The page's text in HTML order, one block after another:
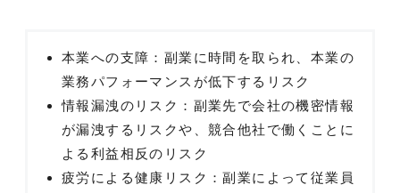
本業への支障：副業に時間を取られ、本業の
業務パフォーマンスが低下するリスク
情報漏洩のリスク：副業先で会社の機密情報
が漏洩するリスクや、競合他社で働くことに
よる利益相反のリスク
疲労による健康リスク：副業によって従業員